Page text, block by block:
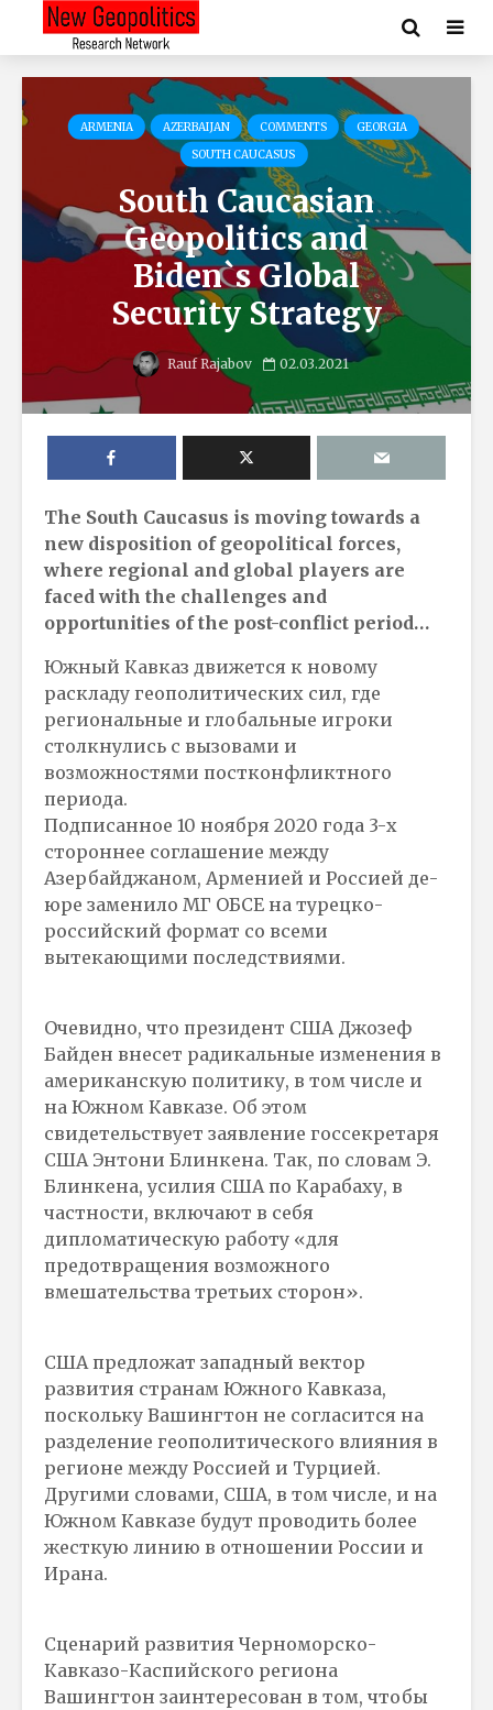
ARMENIA AZERBAIJAN COMMENTS
GEORGIA
SOUTH CAUCASUS
South Caucasian
Geopolitics and
Biden`s Global
Security Strategy
Rauf Rajabov 02.03.2021
The South Caucasus is moving towards a
new disposition of geopolitical forces,
where regional and global players are
faced with the challenges and
opportunities of the post-conflict period…
Южный Кавказ движется к новому
раскладу геополитических сил, где
региональные и глобальные игроки
столкнулись с вызовами и
возможностями постконфликтного
периода.
Подписанное 10 ноября 2020 года 3-х
стороннее соглашение между
Азербайджаном, Арменией и Россией де-
юре заменило МГ ОБСЕ на турецко-
российский формат со всеми
вытекающими последствиями.
Очевидно, что президент США Джозеф
Байден внесет радикальные изменения в
американскую политику, в том числе и
на Южном Кавказе. Об этом
свидетельствует заявление госсекретаря
США Энтони Блинкена. Так, по словам Э.
Блинкена, усилия США по Карабаху, в
частности, включают в себя
дипломатическую работу «для
предотвращения возможного
вмешательства третьих сторон».
США предложат западный вектор
развития странам Южного Кавказа,
поскольку Вашингтон не согласится на
разделение геополитического влияния в
регионе между Россией и Турцией.
Другими словами, США, в том числе, и на
Южном Кавказе будут проводить более
жесткую линию в отношении России и
Ирана.
Сценарий развития Черноморско-
Кавказо-Каспийского региона
Вашингтон заинтересован в том, чтобы